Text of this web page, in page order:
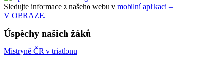
Sledujte informace z našeho webu v mobilní aplikaci –
V OBRAZE.
Úspěchy našich žáků
Mistryně ČR v triatlonu